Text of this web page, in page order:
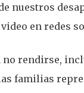
nuestros
en redes
no rendirse,
familias